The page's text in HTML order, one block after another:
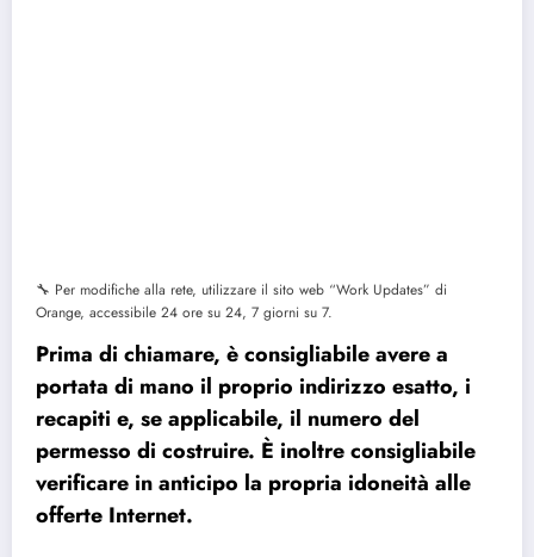
🔧 Per modifiche alla rete, utilizzare il sito web “Work Updates” di
Orange, accessibile 24 ore su 24, 7 giorni su 7.
Prima di chiamare, è consigliabile avere a
portata di mano il proprio indirizzo esatto, i
recapiti e, se applicabile, il numero del
permesso di costruire. È inoltre consigliabile
verificare in anticipo la propria idoneità alle
offerte Internet.